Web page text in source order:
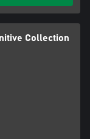
Collection